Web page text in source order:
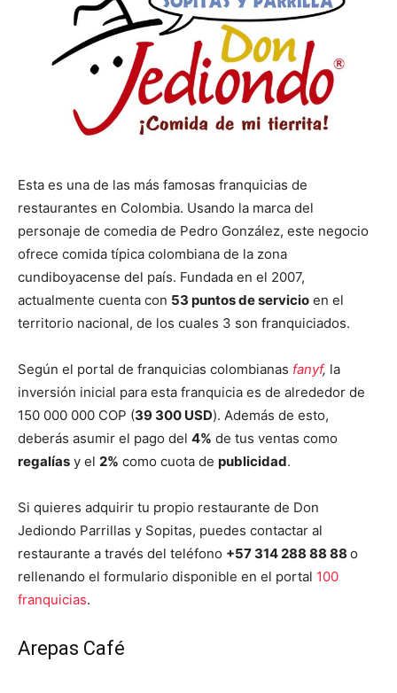
Esta es una de las más famosas franquicias de
restaurantes en Colombia. Usando la marca del
personaje de comedia de Pedro González, este negocio
ofrece comida típica colombiana de la zona
cundiboyacense del país. Fundada en el 2007,
actualmente cuenta con 53 puntos de servicio en el
territorio nacional, de los cuales 3 son franquiciados.
Según el portal de franquicias colombianas fanyf, la
inversión inicial para esta franquicia es de alrededor de
150 000 000 COP (39 300 USD). Además de esto,
deberás asumir el pago del 4% de tus ventas como
regalías y el 2% como cuota de publicidad.
Si quieres adquirir tu propio restaurante de Don
Jediondo Parrillas y Sopitas, puedes contactar al
restaurante a través del teléfono +57 314 288 88 88 o
rellenando el formulario disponible en el portal 100
franquicias.
Arepas Café